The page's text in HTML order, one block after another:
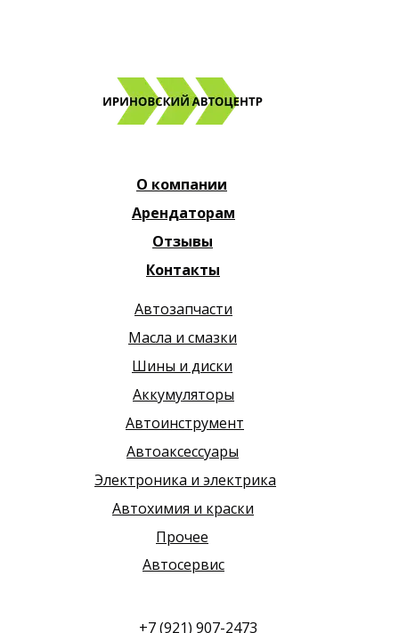
+7 (921) 907-2473
Контакты
Отзывы
Арендаторам
Прочее
Автохимия и краски
Электроника и электрика
Автоаксессуары
Автоинструмент
Автосервис
Аккумуляторы
Шины и диски
Масла и смазки
Автозапчасти
О компании